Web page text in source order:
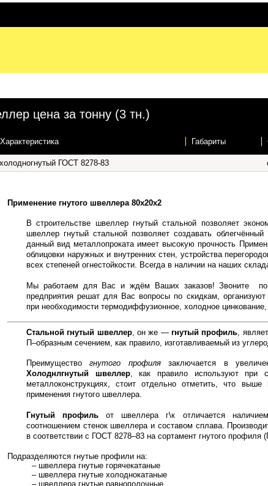
цена за тонну (3 тн.)
Характеристика Габариты
холодногнутый ГОСТ 8278-83
Применение гнутого швеллера 80х20х2
В строительстве швеллер гнутый стальной позволяет
швеллер гнутый стальной позволяет создавать
данный вид металлопроката имеет высокую прочность
облицовки наружных и внутренних стен, устройства
всех степеней огнестойкости. Всегда в наличии на наших
Мы работаем для Вас и ждём Ваших заказов! Звоните
предприятия решат для Вас вопросы по скидкам, организуют
при необходимости термодиффузионное, холодное
Стальной гнутый швеллер, он же —гнутый профиль ,
П–образным сечением, как правило, изготавливаемый из
Преимуществогнутого профилязаключается в
Холоднлгнутый швеллер, как правило используют при
металлоконструкциях, стоит отдельно отметить, что выше
применения гнутого швеллера.
Гнутый профиль от швеллера г\к отличается
соотношением стенок швеллера и составом сплава.
в соответствии с ГОСТ 8278–83 на сортамент гнутого профиля
Подразделяются гнутые профили на:
– швеллера гнутые горячекатаные
– швеллера гнутые холоднокатаные
– швеллера гнутые равнополочные